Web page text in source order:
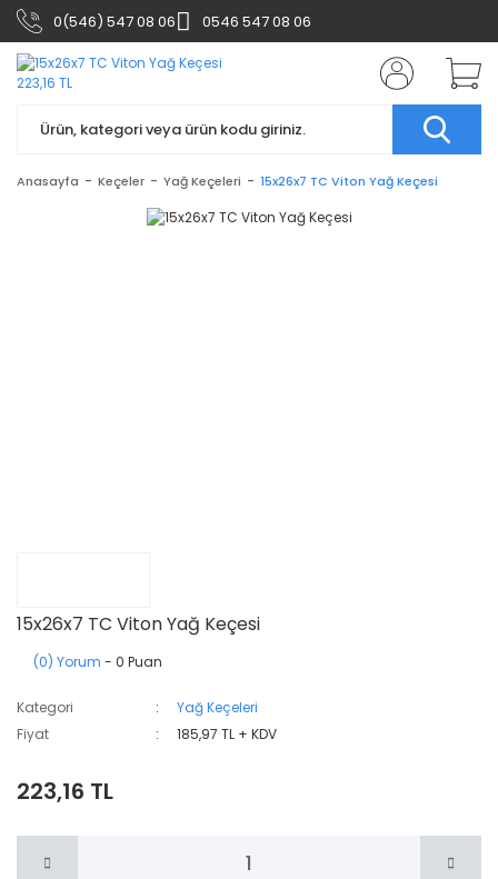
0(546) 547 08 06 0546 547 08 06
Anasayfa Keçeler Yağ Keçeleri 15x26x7 TC Viton Yağ Keçesi
15x26x7 TC Viton Yağ Keçesi
(0) Yorum - 0 Puan
Kategori
Yağ Keçeleri
Fiyat
185,97 TL + KDV
223,16 TL